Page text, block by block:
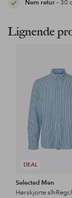
Nem retur– 30
Lignende
DEAL
Selected Men